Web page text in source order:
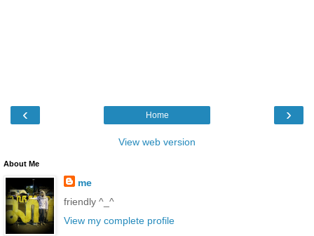
‹ ›
Home
View web version
About Me
me
friendly ^_^
View my complete profile